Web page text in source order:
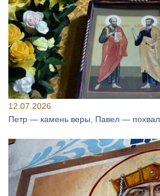
12.07.2026
Петр — камень веры, Павел —